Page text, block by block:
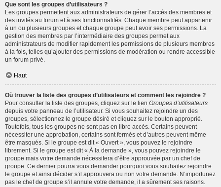
Que sont les groupes d’utilisateurs ?
Les groupes permettent aux administrateurs de gérer l’accès des membres et
des invités au forum et à ses fonctionnalités. Chaque membre peut appartenir
à un ou plusieurs groupes et chaque groupe peut avoir ses permissions. La
gestion des membres par l’intermédiaire des groupes permet aux
administrateurs de modifier rapidement les permissions de plusieurs membres
à la fois, telles qu’ajouter des permissions de modération ou rendre accessible
un forum privé.
Haut
Où trouver la liste des groupes d’utilisateurs et comment les rejoindre ?
Pour consulter la liste des groupes, cliquez sur le lien Groupes d’utilisateurs
depuis votre panneau de l’utilisateur. Si vous souhaitez rejoindre un des
groupes, sélectionnez le groupe désiré et cliquez sur le bouton approprié.
Toutefois, tous les groupes ne sont pas en libre accès. Certains peuvent
nécessiter une approbation, certains sont fermés et d’autres peuvent même
être masqués. Si le groupe est dit « Ouvert », vous pouvez le rejoindre
librement. Si le groupe est dit « À la demande », vous pouvez rejoindre le
groupe mais votre demande nécessitera d’être approuvée par un chef de
groupe. Ce dernier pourra vous demander pourquoi vous souhaitez rejoindre
le groupe et ainsi décider s’il approuvera ou non votre demande. N’importunez
pas le chef de groupe s’il annule votre demande, il a sûrement ses raisons.